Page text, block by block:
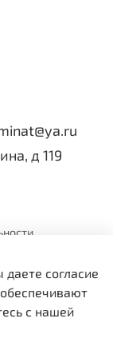
д 119
согласие
с нашей